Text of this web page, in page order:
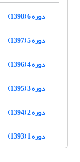
دوره 6 (1398)
دوره 5 (1397)
دوره 4 (1396)
دوره 3 (1395)
دوره 2 (1394)
دوره 1 (1393)